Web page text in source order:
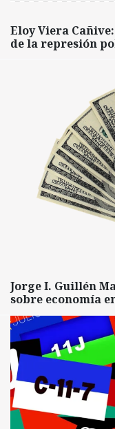
Eloy Viera
de la represión
Jorge I. Guillén
sobre economía